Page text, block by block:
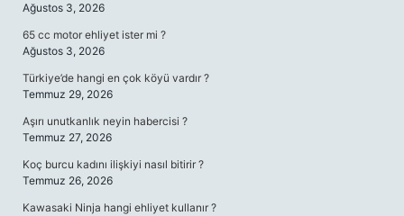
Ağustos 3, 2026
65 cc motor ehliyet ister mi ?
Ağustos 3, 2026
Türkiye’de hangi en çok köyü vardır ?
Temmuz 29, 2026
Aşırı unutkanlık neyin habercisi ?
Temmuz 27, 2026
Koç burcu kadını ilişkiyi nasıl bitirir ?
Temmuz 26, 2026
Kawasaki Ninja hangi ehliyet kullanır ?